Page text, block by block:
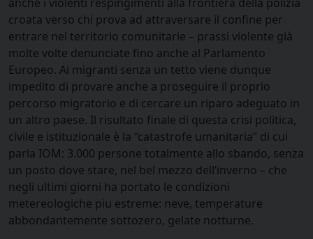
croata verso chi prova ad attraversare il confine per
entrare nel territorio comunitarie – prassi violente già
molte volte denunciate fino anche al Parlamento
Europeo. Ai migranti senza un tetto viene dunque
impedito di provare anche a proseguire il proprio
percorso migratorio e di cercare un riparo adeguato in
un altro paese. Il risultato finale di questa crisi politica,
civile e istituzionale è la “catastrofe umanitaria” di cui
parla IOM: 3.000 persone totalmente allo sbando, senza
un posto dove stare, nel bel mezzo dell’inverno – che
negli ultimi giorni ha portato le condizioni
metereologiche piu estreme: neve, temperature
abbondantemente sottozero, gelate notturne.